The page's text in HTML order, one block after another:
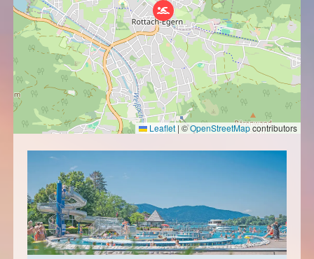
Leaflet | ©OpenStreetMapcontributors